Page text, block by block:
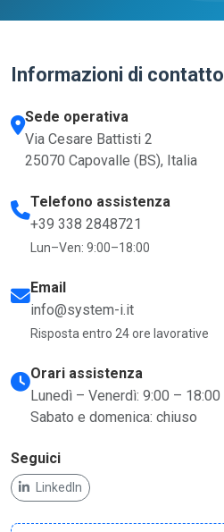
Informazioni di contatto
Sede operativa
Via Cesare Battisti 2
25070 Capovalle (BS), Italia
Telefono assistenza
+39 338 2848721
Lun–Ven: 9:00–18:00
Email
info@system-i.it
Risposta entro 24 ore lavorative
Orari assistenza
Lunedì – Venerdì: 9:00 – 18:00
Sabato e domenica: chiuso
Seguici
LinkedIn